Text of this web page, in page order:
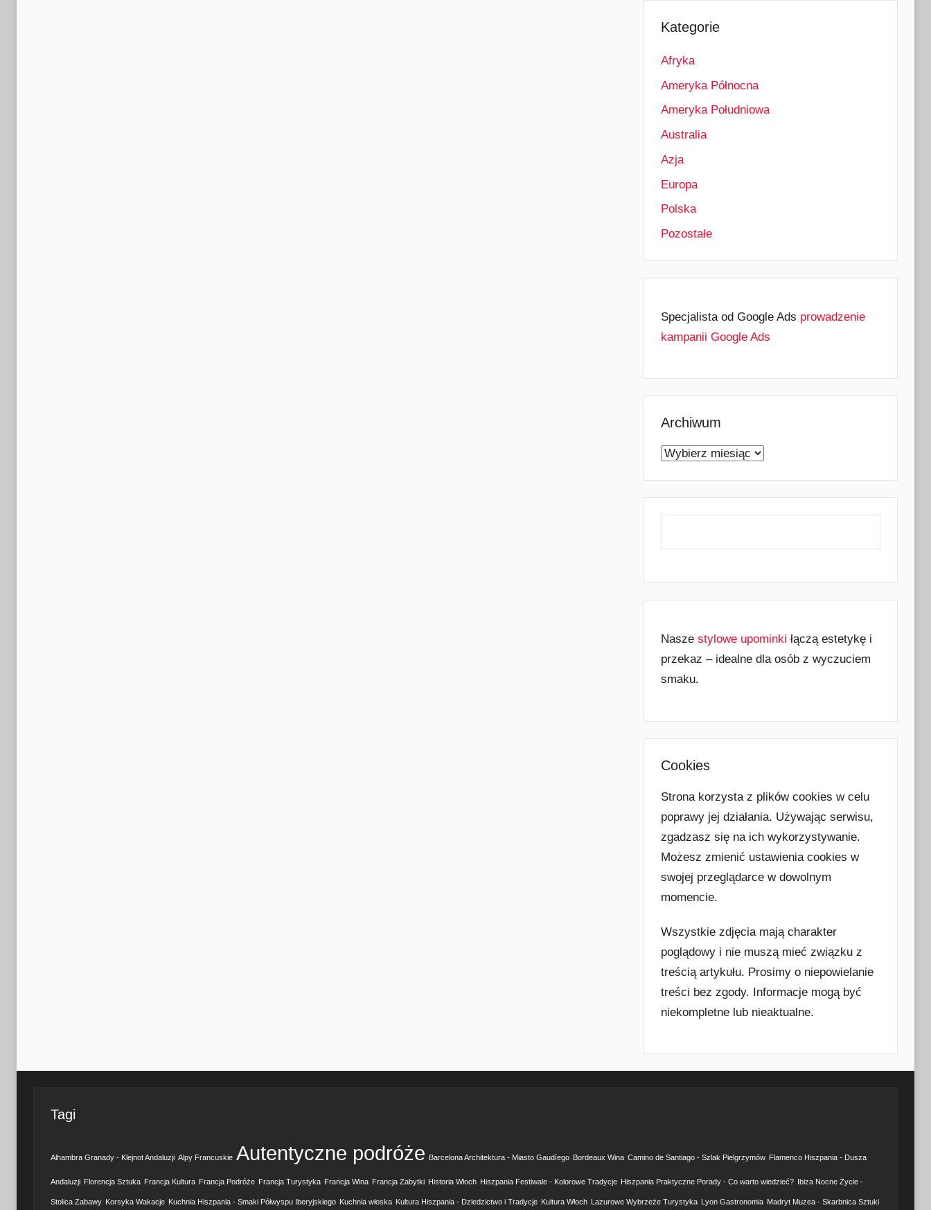
Kategorie
Afryka
Ameryka Północna
Ameryka Południowa
Australia
Azja
Europa
Polska
Pozostałe
Specjalista od Google Ads prowadzenie
kampanii Google Ads
Archiwum
Archiwum
Nasze stylowe upominki łączą estetykę i
przekaz – idealne dla osób z wyczuciem
smaku.
Cookies
Strona korzysta z plików cookies w celu
poprawy jej działania. Używając serwisu,
zgadzasz się na ich wykorzystywanie.
Możesz zmienić ustawienia cookies w
swojej przeglądarce w dowolnym
momencie.
Wszystkie zdjęcia mają charakter
poglądowy i nie muszą mieć związku z
treścią artykułu. Prosimy o niepowielanie
treści bez zgody. Informacje mogą być
niekompletne lub nieaktualne.
Tagi
Alhambra Granady - Klejnot Andaluzji Alpy Francuskie Autentyczne podróże Barcelona Architektura - Miasto Gaudíego Bordeaux Wina Camino de Santiago - Szlak Pielgrzymów Flamenco Hiszpania - Dusza
Andaluzji Florencja Sztuka Francja Kultura Francja Podróże Francja Turystyka Francja Wina Francja Zabytki Historia Włoch Hiszpania Festiwale - Kolorowe Tradycje Hiszpania Praktyczne Porady - Co warto wiedzieć? Ibiza Nocne Życie -
Stolica Zabawy Korsyka Wakacje Kuchnia Hiszpania - Smaki Półwyspu Iberyjskiego Kuchnia włoska Kultura Hiszpania - Dziedzictwo i Tradycje Kultura Włoch Lazurowe Wybrzeże Turystyka Lyon Gastronomia Madryt Muzea - Skarbnica Sztuki